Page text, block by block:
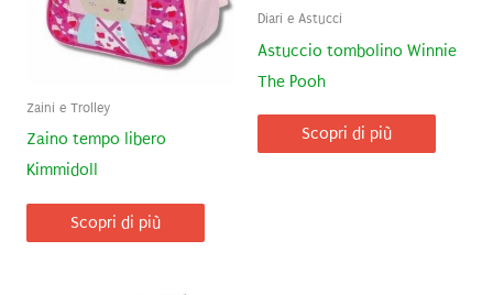
Zaini e Trolley
Zaino tempo libero
Kimmidoll
Scopri di più
Diari e Astucci
Astuccio tombolino Winnie
The Pooh
Scopri di più